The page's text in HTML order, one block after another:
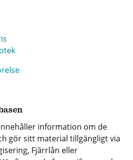
information om de
gör sitt material tillgängligt via
Fjärrlån eller